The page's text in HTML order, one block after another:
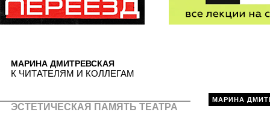
МАРИНА
МАРИНА ДМИТРЕВСКАЯ
К ЧИТАТЕЛЯМ И КОЛЛЕГАМ
ЭСТЕТИЧЕСКАЯ ПАМЯТЬ ТЕАТРА